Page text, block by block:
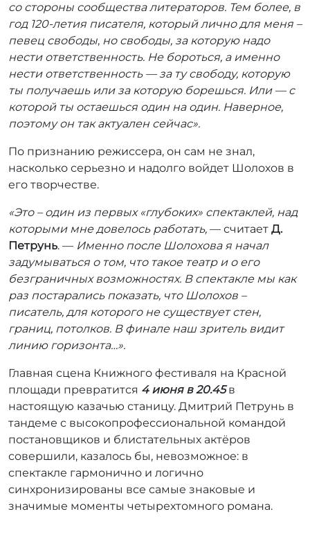
со стороны сообщества литераторов. Тем более, в
год 120-летия писателя, который лично для меня –
певец свободы, но свободы, за которую надо
нести ответственность. Не бороться, а именно
нести ответственность — за ту свободу, которую
ты получаешь или за которую борешься. Или — с
которой ты остаешься один на один. Наверное,
поэтому он так актуален сейчас».
По признанию режиссера, он сам не знал,
насколько серьезно и надолго войдет Шолохов в
его творчестве.
«Это – один из первых «глубоких» спектаклей, над
которыми мне довелось работать, — считает Д.
Петрунь. — Именно после Шолохова я начал
задумываться о том, что такое театр и о его
безграничных возможностях. В спектакле мы как
раз постарались показать, что Шолохов –
писатель, для которого не существует стен,
границ, потолков. В финале наш зритель видит
линию горизонта…».
Главная сцена Книжного фестиваля на Красной
площади превратится 4 июня в 20.45в
настоящую казачью станицу. Дмитрий Петрунь в
тандеме с высокопрофессиональной командой
постановщиков и блистательных актёров
совершили, казалось бы, невозможное: в
спектакле гармонично и логично
синхронизированы все самые знаковые и
значимые моменты четырехтомного романа.